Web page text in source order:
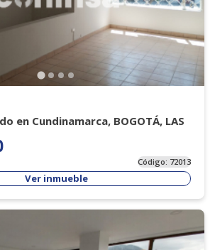
en Cundinamarca, BOGOTÁ, LAS
Código: 72013
Ver inmueble